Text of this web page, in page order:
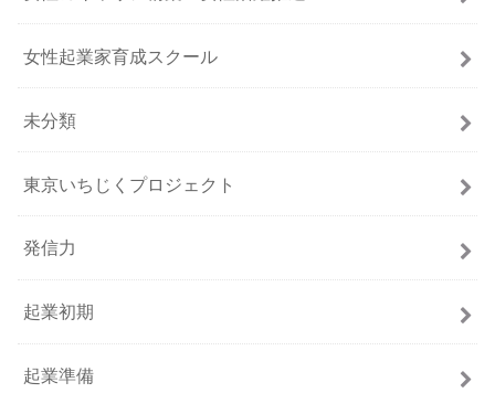
女性起業家育成スクール
未分類
東京いちじくプロジェクト
発信力
起業初期
起業準備